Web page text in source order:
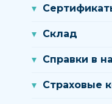
Склад
Справки в
Страховые